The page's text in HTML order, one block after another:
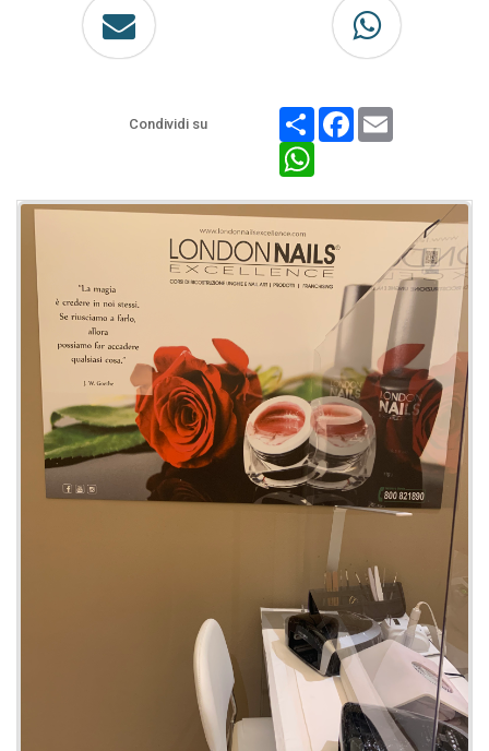
Condividi su
Share Facebook
Email
WhatsApp